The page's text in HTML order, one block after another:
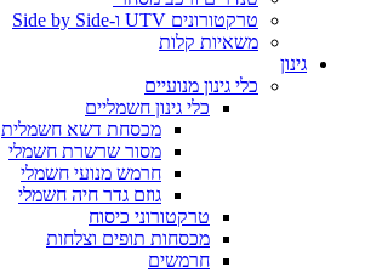
טרקטורונים UTV ו-Side by Side
משאיות קלות
גינון
כלי גינון מנועיים
כלי גינון חשמליים
מכסחת דשא חשמלית
מסור שרשרת חשמלי
חרמש מנועי חשמלי
גוזם גדר חיה חשמלי
טרקטורוני כיסוח
מכסחות תופים וצלחות
חרמשים